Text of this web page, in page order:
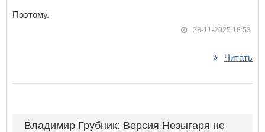
Поэтому.
28-11-2025 18:53
Читать
Владимир Грубник: Версия Незыгаря не